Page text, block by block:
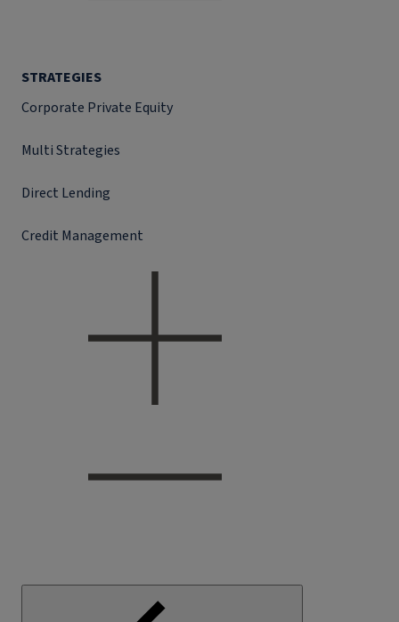
STRATEGIES
Corporate Private Equity
Multi Strategies
Direct Lending
Credit Management